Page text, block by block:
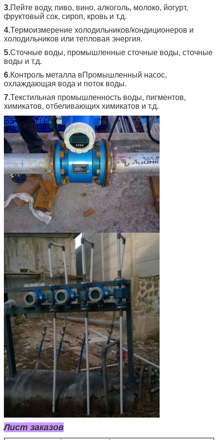
3.Пейте воду, пиво, вино, алкоголь, молоко, йогурт,
фруктовый сок, сироп, кровь и т.д.
4.Термоизмерение холодильников/кондиционеров и
холодильников или тепловая энергия.
5.Сточные воды, промышленные сточные воды, сточные
воды и т.д.
6.Контроль металла вПромышленный насос,
охлаждающая вода и поток воды.
7.Текстильная промышленность воды, пигментов,
химикатов, отбеливающих химикатов и т.д.
Лист заказов